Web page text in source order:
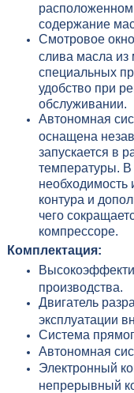
расположенном
содержание
Смотровое
слива масла из
специальных
удобство при
обслуживании.
Автономная
оснащена
запускается в
температуры. В
необходимость
контура и
чего
компрессоре.
Комплектация:
производства.
Двигатель
эксплуатации
Система
Автономная
Электронный
непрерывный